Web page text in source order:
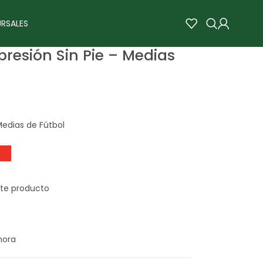
Sin Pie – Medias
de Fútbol